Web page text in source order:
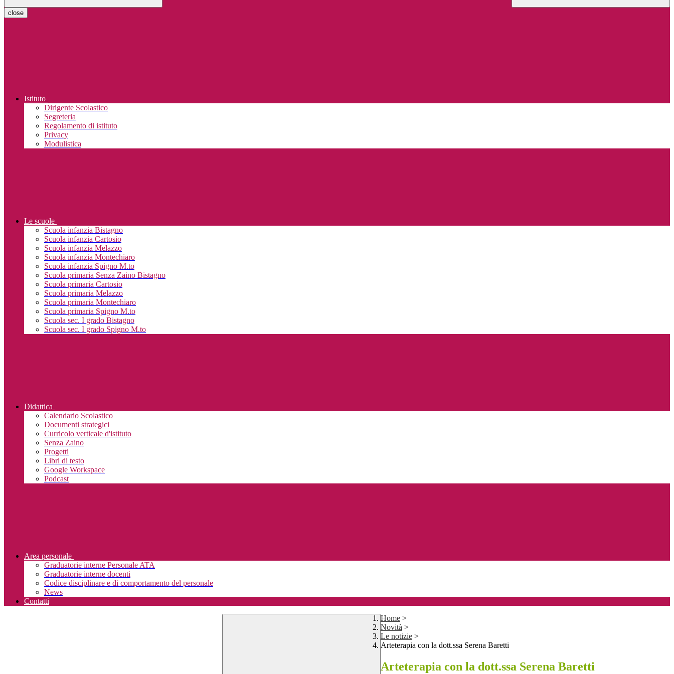
close
Istituto
Dirigente Scolastico
Segreteria
Regolamento di istituto
Privacy
Modulistica
Le scuole
Scuola infanzia Bistagno
Scuola infanzia Cartosio
Scuola infanzia Melazzo
Scuola infanzia Montechiaro
Scuola infanzia Spigno M.to
Scuola primaria Senza Zaino Bistagno
Scuola primaria Cartosio
Scuola primaria Melazzo
Scuola primaria Montechiaro
Scuola primaria Spigno M.to
Scuola sec. I grado Bistagno
Scuola sec. I grado Spigno M.to
Didattica
Calendario Scolastico
Documenti strategici
Curricolo verticale d'istituto
Senza Zaino
Progetti
Libri di testo
Google Workspace
Podcast
Area personale
Graduatorie interne Personale ATA
Graduatorie interne docenti
Codice disciplinare e di comportamento del personale
News
Contatti
Home >
Novità >
Le notizie >
Arteterapia con la dott.ssa Serena Baretti
Arteterapia con la dott.ssa Serena Baretti